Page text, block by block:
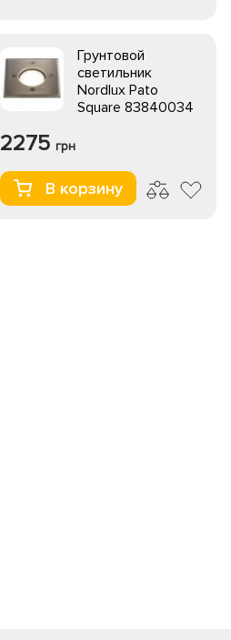
Грунтовой
светильник
Nordlux Pato
Square 83840034
2275 грн
В корзину